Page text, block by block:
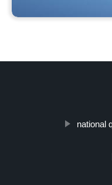
national